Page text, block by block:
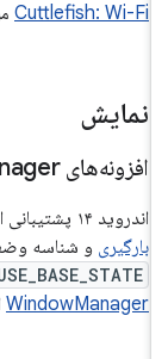
Cuttlefish: Wi-Fi
نمایش
افزونه‌های Window
اندروید ۱۴ پشتیبانی از حالت نمایش دوگانه،
بارگیریو شناسه
WindowManager